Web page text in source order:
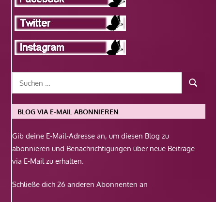
BLOG VIA E-MAIL ABONNIEREN
Gib deine E-Mail-Adresse an, um diesen Blog zu
abonnieren und Benachrichtigungen über neue Beiträge
via E-Mail zu erhalten.
Schließe dich 26 anderen Abonnenten an